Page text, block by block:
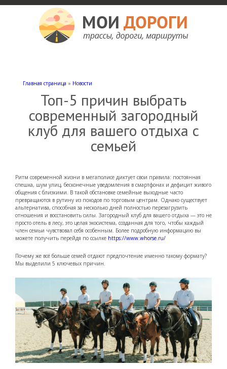
Главная страница » Новости
Топ-5 причин выбрать
современный загородный
клуб для вашего отдыха с
семьей
Ритм современной жизни в мегаполисе диктует свои правила: постоянная
спешка, шум улиц, бесконечные уведомления в смартфонах и дефицит живого
общения с близкими. В такой обстановке семейные выходные часто
превращаются в рутину из походов по торговым центрам. Однако существует
альтернатива, способная за несколько дней полностью перезагрузить
отношения и восстановить силы. Загородный клуб для вашего отдыха — это не
просто отель в лесу, это целая экосистема, созданная для того, чтобы каждый
член семьи чувствовал себя особенным. Более подробную информацию вы
можете получить перейдя по ссылке https://www.whorse.ru/
Почему же всё больше семей отдают предпочтение именно такому формату?
Мы выделили 5 ключевых причин.